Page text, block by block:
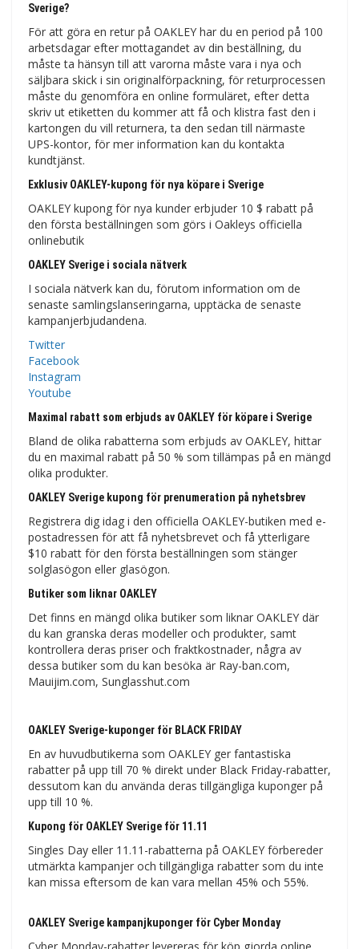
Sverige?
För att göra en retur på OAKLEY har du en period på 100
arbetsdagar efter mottagandet av din beställning, du
måste ta hänsyn till att varorna måste vara i nya och
säljbara skick i sin originalförpackning, för returprocessen
måste du genomföra en online formuläret, efter detta
skriv ut etiketten du kommer att få och klistra fast den i
kartongen du vill returnera, ta den sedan till närmaste
UPS-kontor, för mer information kan du kontakta
kundtjänst.
Exklusiv OAKLEY-kupong för nya köpare i Sverige
OAKLEY kupong för nya kunder erbjuder 10 $ rabatt på
den första beställningen som görs i Oakleys officiella
onlinebutik
OAKLEY Sverige i sociala nätverk
I sociala nätverk kan du, förutom information om de
senaste samlingslanseringarna, upptäcka de senaste
kampanjerbjudandena.
Twitter
Facebook
Instagram
Youtube
Maximal rabatt som erbjuds av OAKLEY för köpare i Sverige
Bland de olika rabatterna som erbjuds av OAKLEY, hittar
du en maximal rabatt på 50 % som tillämpas på en mängd
olika produkter.
OAKLEY Sverige kupong för prenumeration på nyhetsbrev
Registrera dig idag i den officiella OAKLEY-butiken med e-
postadressen för att få nyhetsbrevet och få ytterligare
$10 rabatt för den första beställningen som stänger
solglasögon eller glasögon.
Butiker som liknar OAKLEY
Det finns en mängd olika butiker som liknar OAKLEY där
du kan granska deras modeller och produkter, samt
kontrollera deras priser och fraktkostnader, några av
dessa butiker som du kan besöka är Ray-ban.com,
Mauijim.com, Sunglasshut.com
OAKLEY Sverige-kuponger för BLACK FRIDAY
En av huvudbutikerna som OAKLEY ger fantastiska
rabatter på upp till 70 % direkt under Black Friday-rabatter,
dessutom kan du använda deras tillgängliga kuponger på
upp till 10 %.
Kupong för OAKLEY Sverige för 11.11
Singles Day eller 11.11-rabatterna på OAKLEY förbereder
utmärkta kampanjer och tillgängliga rabatter som du inte
kan missa eftersom de kan vara mellan 45% och 55%.
OAKLEY Sverige kampanjkuponger för Cyber ​​​​Monday